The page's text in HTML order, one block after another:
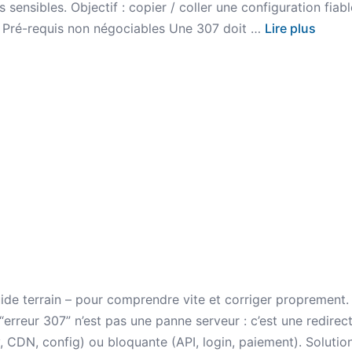
sensibles. Objectif : copier / coller une configuration
requis non négociables Une 307 doit … Lire plus
terrain – pour comprendre vite et corriger
307” n’est pas une panne serveur : c’est une
CDN, config) ou bloquante (API, login, paiement).